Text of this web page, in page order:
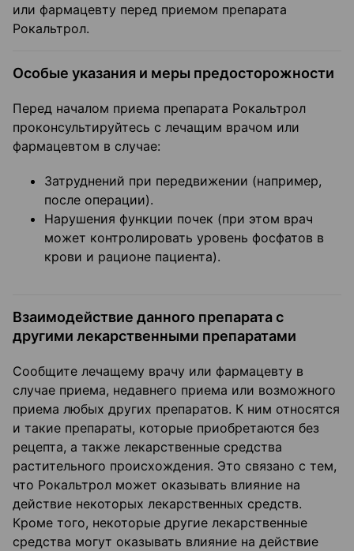
или фармацевту перед приемом препарата
Рокальтрол.
Особые указания и меры предосторожности
Перед началом приема препарата Рокальтрол
проконсультируйтесь с лечащим врачом или
фармацевтом в случае:
Затруднений при передвижении (например,
после операции).
Нарушения функции почек (при этом врач
может контролировать уровень фосфатов в
крови и рационе пациента).
Взаимодействие данного препарата с
другими лекарственными препаратами
Сообщите лечащему врачу или фармацевту в
случае приема, недавнего приема или возможного
приема любых других препаратов. К ним относятся
и такие препараты, которые приобретаются без
рецепта, а также лекарственные средства
растительного происхождения. Это связано с тем,
что Рокальтрол может оказывать влияние на
действие некоторых лекарственных средств.
Кроме того, некоторые другие лекарственные
средства могут оказывать влияние на действие